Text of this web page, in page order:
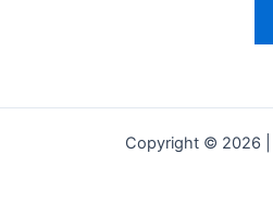
Copyright © 2026 |